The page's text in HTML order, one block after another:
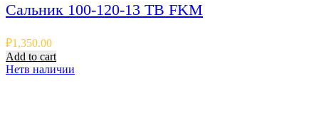
Сальник 100-120-13 TB FKM
₽1,350.00
Add to cart
Нетв наличии